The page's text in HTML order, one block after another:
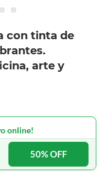
con tinta de
arte y
online!
50% OFF